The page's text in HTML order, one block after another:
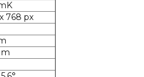
768 px